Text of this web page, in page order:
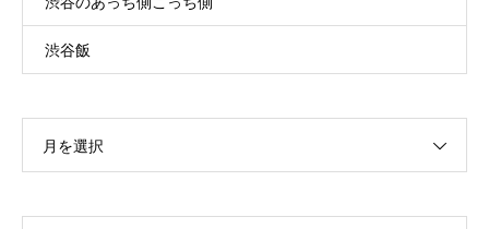
渋谷飯
月を選択